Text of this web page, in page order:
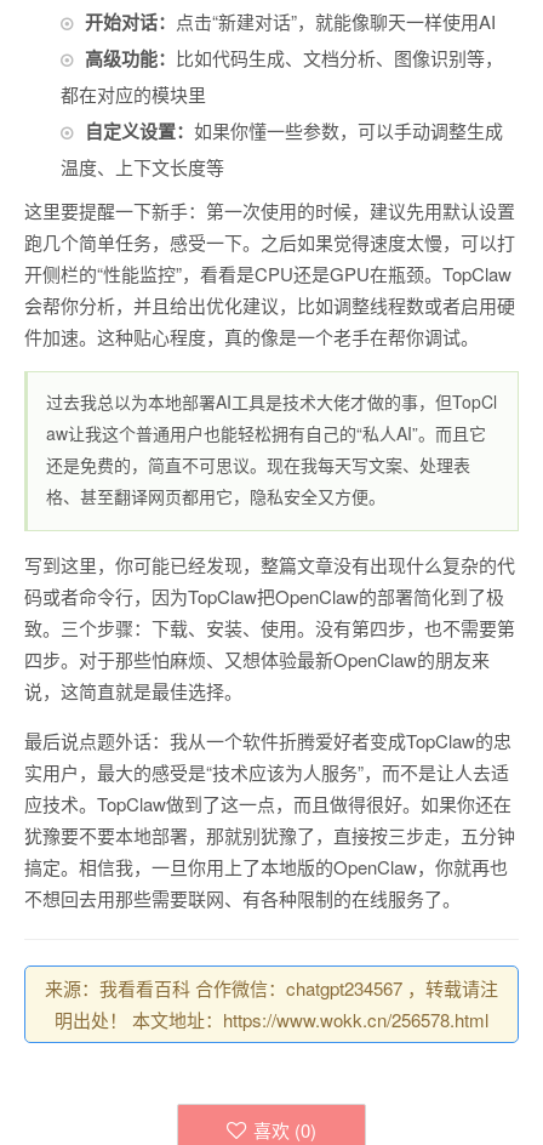
开始对话： 点击“新建对话”，就能像聊天一样使用AI
高级功能： 比如代码生成、文档分析、图像识别等，
都在对应的模块里
自定义设置： 如果你懂一些参数，可以手动调整生成
温度、上下文长度等
这里要提醒一下新手：第一次使用的时候，建议先用默认设置
跑几个简单任务，感受一下。之后如果觉得速度太慢，可以打
开侧栏的“性能监控”，看看是CPU还是GPU在瓶颈。TopClaw
会帮你分析，并且给出优化建议，比如调整线程数或者启用硬
件加速。这种贴心程度，真的像是一个老手在帮你调试。
过去我总以为本地部署AI工具是技术大佬才做的事，但TopCl
aw让我这个普通用户也能轻松拥有自己的“私人AI”。而且它
还是免费的，简直不可思议。现在我每天写文案、处理表
格、甚至翻译网页都用它，隐私安全又方便。
写到这里，你可能已经发现，整篇文章没有出现什么复杂的代
码或者命令行，因为TopClaw把OpenClaw的部署简化到了极
致。三个步骤：下载、安装、使用。没有第四步，也不需要第
四步。对于那些怕麻烦、又想体验最新OpenClaw的朋友来
说，这简直就是最佳选择。
最后说点题外话：我从一个软件折腾爱好者变成TopClaw的忠
实用户，最大的感受是“技术应该为人服务”，而不是让人去适
应技术。TopClaw做到了这一点，而且做得很好。如果你还在
犹豫要不要本地部署，那就别犹豫了，直接按三步走，五分钟
搞定。相信我，一旦你用上了本地版的OpenClaw，你就再也
不想回去用那些需要联网、有各种限制的在线服务了。
来源：我看看百科 合作微信：chatgpt234567 ，转载请注
明出处！ 本文地址：https://www.wokk.cn/256578.html
喜欢 (0)